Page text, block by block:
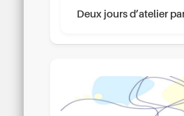
Deux jours d’atelier